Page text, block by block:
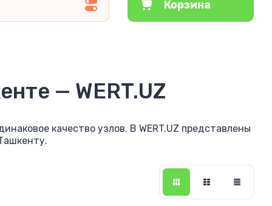
Корзина
— WERT.UZ
качество узлов. В WERT.UZ представлены